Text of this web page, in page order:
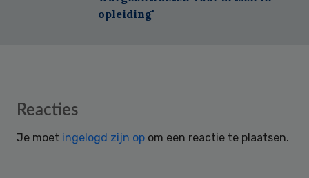
opleiding'
Reader
Reacties
Je moet ingelogd zijn op om een reactie te plaatsen.